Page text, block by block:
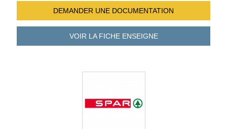
DEMANDER UNE DOCUMENTATION
VOIR LA FICHEENSEIGNE